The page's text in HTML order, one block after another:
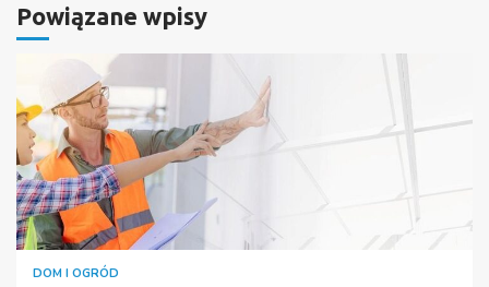
Powiązane wpisy
DOM I OGRÓD